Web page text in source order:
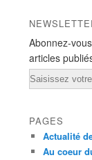
Abonnez-
articles
Email
PAGES
Actualité
Au coeur